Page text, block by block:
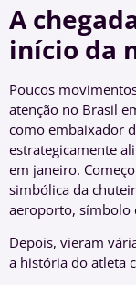
A
início da
Poucos
atenção no Brasil
como embaixador
estrategicamente
em janeiro.
simbólica da
aeroporto, símbolo
Depois, vieram
a história do atleta